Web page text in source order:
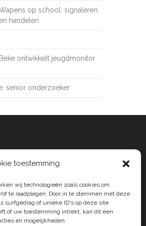
toestemming
wij technologieën zoals cookies om
te raadplegen. Door in te stemmen met deze
surfgedrag of unieke ID's op deze site
of uw toestemming intrekt, kan dit een
en mogelijkheden.
op school: signaleren,
handelen
ontwikkelt jeugdmonitor
senior onderzoeker